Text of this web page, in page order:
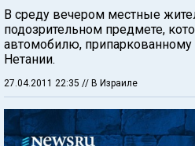
В среду вечером местные
подозрительном предмете,
автомобилю, припаркованному
Нетании.
27.04.2011 22:35 // В Израиле